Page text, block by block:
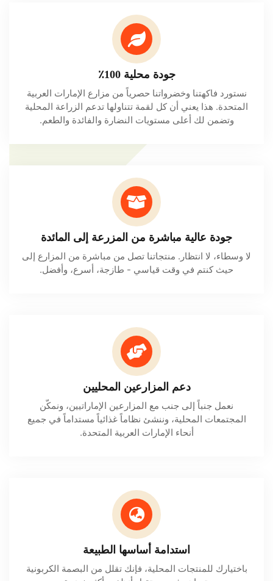
جودة محلية 100٪
نستورد فاكهتنا وخضرواتنا حصرياً من مزارع الإمارات العربية
المتحدة. هذا يعني أن كل لقمة تتناولها تدعم الزراعة المحلية
وتضمن لك أعلى مستويات النضارة والفائدة والطعم.
جودة عالية مباشرة من المزرعة إلى المائدة
لا وسطاء، لا انتظار. منتجاتنا تصل من مباشرة من المزارع إلى
حيث كنتم في وقت قياسي - طازجة، أسرع، وأفضل.
دعم المزارعين المحليين
نعمل جنباً إلى جنب مع المزارعين الإماراتيين، ونمكّن
المجتمعات المحلية، وننشئ نظاماً غذائياً مستداماً في جميع
أنحاء الإمارات العربية المتحدة.
استدامة أساسها الطبيعة
باختيارك للمنتجات المحلية، فإنك تقلل من البصمة الكربونية